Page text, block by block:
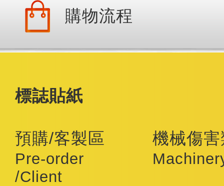
購物流程
標誌貼紙
預購/客製區
Pre-order
/Client
機械傷